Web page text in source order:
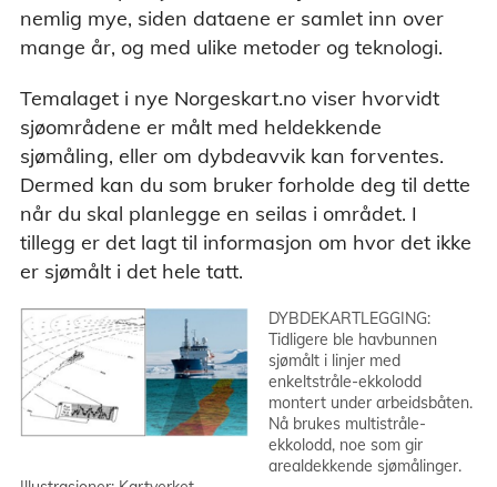
nemlig mye, siden dataene er samlet inn over
mange år, og med ulike metoder og teknologi.
Temalaget i nye Norgeskart.no viser hvorvidt
sjøområdene er målt med heldekkende
sjømåling, eller om dybdeavvik kan forventes.
Dermed kan du som bruker forholde deg til dette
når du skal planlegge en seilas i området. I
tillegg er det lagt til informasjon om hvor det ikke
er sjømålt i det hele tatt.
DYBDEKARTLEGGING:
Tidligere ble havbunnen
sjømålt i linjer med
enkeltstråle-ekkolodd
montert under arbeidsbåten.
Nå brukes multistråle-
ekkolodd, noe som gir
arealdekkende sjømålinger.